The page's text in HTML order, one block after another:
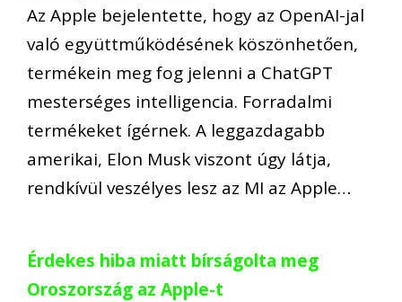
Az Apple bejelentette, hogy az OpenAI-jal
való együttműködésének köszönhetően,
termékein meg fog jelenni a ChatGPT
mesterséges intelligencia. Forradalmi
termékeket ígérnek. A leggazdagabb
amerikai, Elon Musk viszont úgy látja,
rendkívül veszélyes lesz az MI az Apple…
Érdekes hiba miatt bírságolta meg
Oroszország az Apple-t